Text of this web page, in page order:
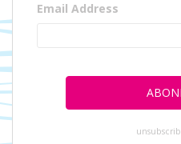
Email Address